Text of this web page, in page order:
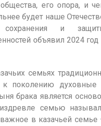
его опора, и
будет наше
и
объявил 2024 год
семьях
к поколению духовные
брака является
семью
в казачьей семье